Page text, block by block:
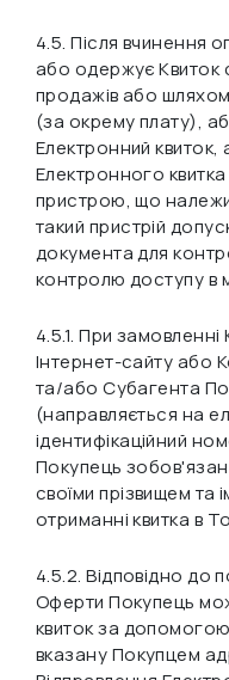
4.5. Після вчинення
або одержує Квиток
продажів або
(за окрему плату),
Електронний
Електронного
пристрою, що
такий пристрій
документа для
контролю доступу в
4.5.1. При
Інтернет-сайту або
та/або Субагента
(направляється на
ідентифікаційний
Покупець
своїми прізвищем та
отриманні квитка в
4.5.2. Відповідно до
Оферти Покупець
квиток за
вказану Покупцем